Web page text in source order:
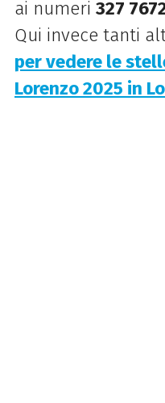
ai numeri 327
Qui invece tanti
per vedere le
Lorenzo 2025 in